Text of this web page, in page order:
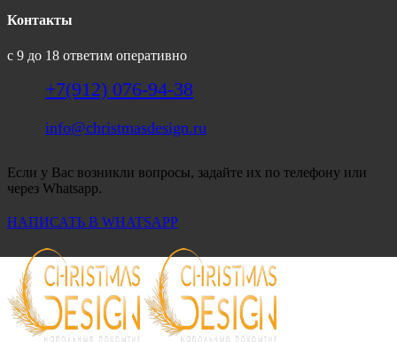
Контакты
с 9 до 18 ответим оперативно
+7(912) 076-94-38
info@christmasdesign.ru
Если у Вас возникли вопросы, задайте их по телефону или
через Whatsapp.
НАПИСАТЬ В WHATSAPP